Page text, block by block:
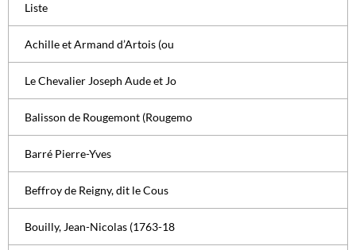
Liste
Achille et Armand d’Artois (ou
Le Chevalier Joseph Aude et Jo
Balisson de Rougemont (Rougemo
Barré Pierre-Yves
Beffroy de Reigny, dit le Cous
Bouilly, Jean-Nicolas (1763-18